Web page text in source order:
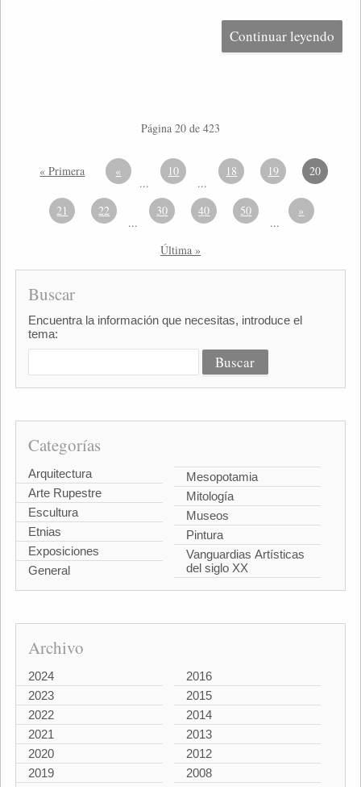
Continuar leyendo
Página 20 de 423
« Primera «
...
10
...
18 19 20
21 22
...
30 40 50
...
»
Última »
Buscar
Encuentra la información que necesitas, introduce el
tema:
Categorías
Arquitectura
Arte Rupestre
Escultura
Etnias
Exposiciones
General
Mesopotamia
Mitología
Museos
Pintura
Vanguardias Artísticas
del siglo XX
Archivo
2024
2023
2022
2021
2020
2019
2016
2015
2014
2013
2012
2008